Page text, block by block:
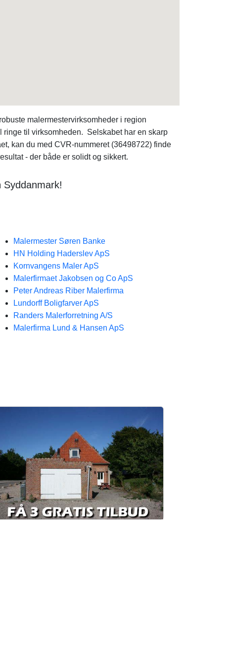
malermestervirksomheder i region
ringe til virksomheden. Selskabet har en skarp
kan du med CVR-nummeret (36498722) finde
- der både er solidt og sikkert.
Malermester Søren Banke
HN Holding Haderslev ApS
Kornvangens Maler ApS
Malerfirmaet Jakobsen og Co ApS
Peter Andreas Riber Malerfirma
Lundorff Boligfarver ApS
Randers Malerforretning A/S
Malerfirma Lund & Hansen ApS